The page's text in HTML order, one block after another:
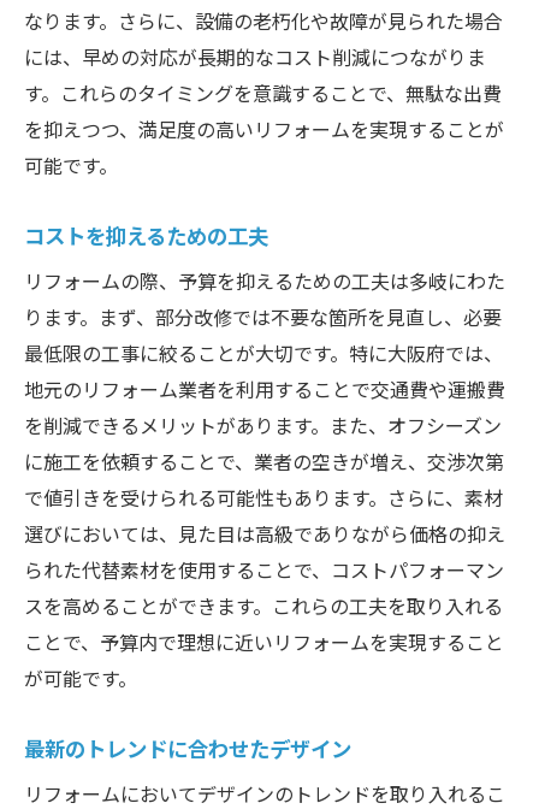
なります。さらに、設備の老朽化や故障が見られた場合
には、早めの対応が長期的なコスト削減につながりま
す。これらのタイミングを意識することで、無駄な出費
を抑えつつ、満足度の高いリフォームを実現することが
可能です。
コストを抑えるための工夫
リフォームの際、予算を抑えるための工夫は多岐にわた
ります。まず、部分改修では不要な箇所を見直し、必要
最低限の工事に絞ることが大切です。特に大阪府では、
地元のリフォーム業者を利用することで交通費や運搬費
を削減できるメリットがあります。また、オフシーズン
に施工を依頼することで、業者の空きが増え、交渉次第
で値引きを受けられる可能性もあります。さらに、素材
選びにおいては、見た目は高級でありながら価格の抑え
られた代替素材を使用することで、コストパフォーマン
スを高めることができます。これらの工夫を取り入れる
ことで、予算内で理想に近いリフォームを実現すること
が可能です。
最新のトレンドに合わせたデザイン
リフォームにおいてデザインのトレンドを取り入れるこ